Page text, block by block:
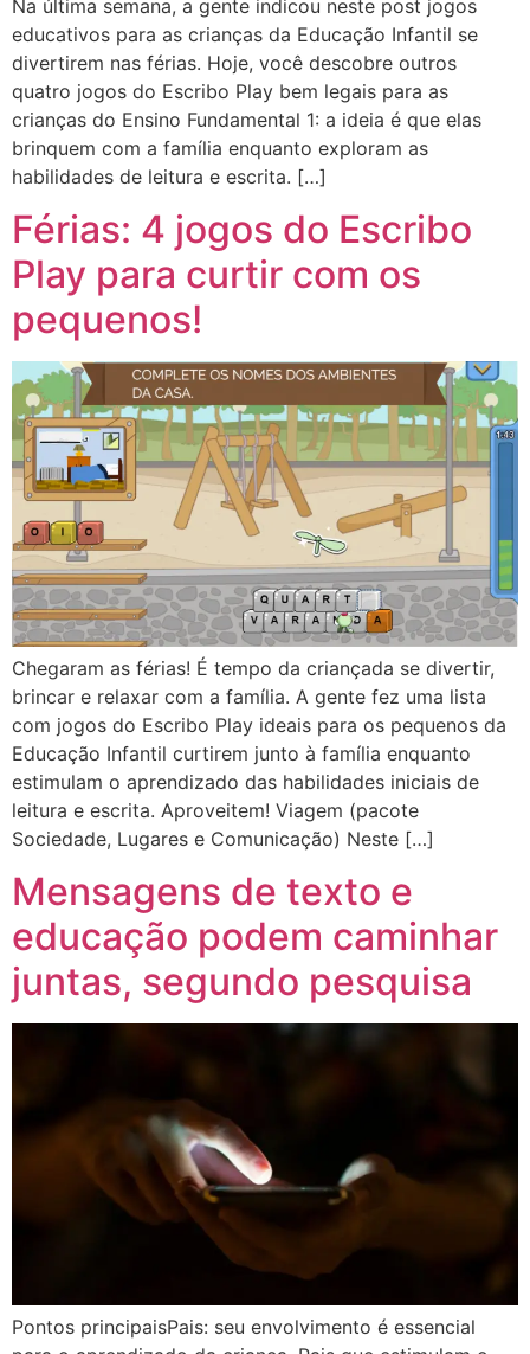
Na última semana, a gente indicou neste post jogos
educativos para as crianças da Educação Infantil se
divertirem nas férias. Hoje, você descobre outros
quatro jogos do Escribo Play bem legais para as
crianças do Ensino Fundamental 1: a ideia é que elas
brinquem com a família enquanto exploram as
habilidades de leitura e escrita. […]
Férias: 4 jogos do Escribo
Play para curtir com os
pequenos!
Chegaram as férias! É tempo da criançada se divertir,
brincar e relaxar com a família. A gente fez uma lista
com jogos do Escribo Play ideais para os pequenos da
Educação Infantil curtirem junto à família enquanto
estimulam o aprendizado das habilidades iniciais de
leitura e escrita. Aproveitem! Viagem (pacote
Sociedade, Lugares e Comunicação) Neste […]
Mensagens de texto e
educação podem caminhar
juntas, segundo pesquisa
Pontos principaisPais: seu envolvimento é essencial